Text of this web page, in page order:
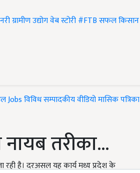
ग्रामीण उद्योगवेब स्टोरी#FTBसफल किसान
Jobsविविधसम्पादकीयवीडियोमासिक पत्रिका
तरीका...
रही है। दरअसल यह कार्य मध्य प्रदेश के